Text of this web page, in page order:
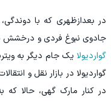
در بعدازظهری که با
جادوی نبوغ فردی و درخشش
گواردیولا یک جام دیگر به
گواردیولا در بازار نقل و
در کنار مارک گهی، حالا